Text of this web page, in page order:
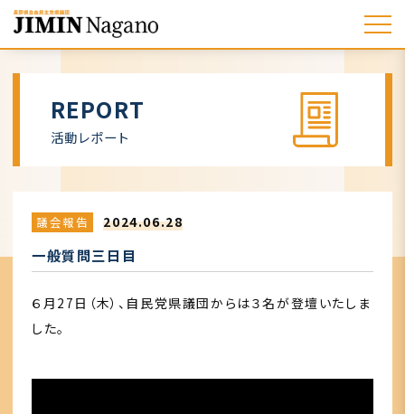
REPORT
活動レポート
議会報告 2024.06.28
一般質問三日目
６月27日（木）、自民党県議団からは３名が登壇いたしま
した。